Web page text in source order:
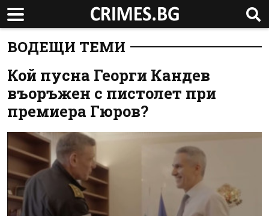
ВОДЕЩИ ТЕМИ
Кой пусна Георги Кандев
въоръжен с пистолет при
премиера Гюров?